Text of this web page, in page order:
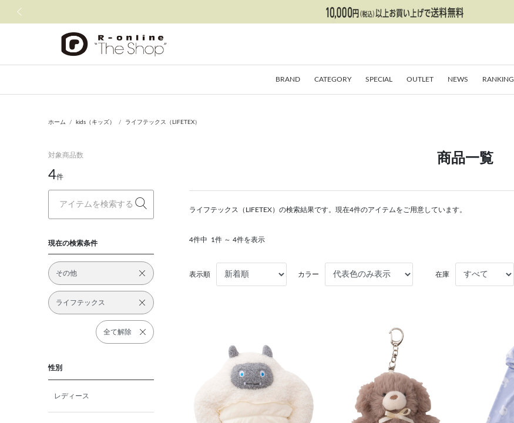
BRAND CATEGORY SPECIAL OUTLET NEWS RANKING
ホーム kids（キッズ） ライフテックス（LIFETEX）
対象商品数
4件
現在の検索条件
その他
ライフテックス
全て解除
性別
レディース
商品一覧
ライフテックス（LIFETEX）の検索結果です。現在4件のアイテムをご用意しています。
4件中 1件 ～ 4件を表示
表示順 カラー 在庫